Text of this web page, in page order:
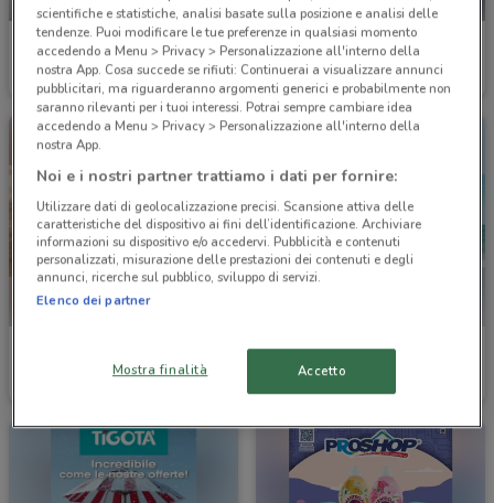
Acqua & Sapone
Scade martedì 836 m
Acqua & Sapone
Scade il 31/01 836 m
Douglas
scientifiche e statistiche, analisi basate sulla posizione e analisi delle
tendenze. Puoi modificare le tue preferenze in qualsiasi momento
accedendo a Menu > Privacy > Personalizzazione all'interno della
nostra App. Cosa succede se rifiuti: Continuerai a visualizzare annunci
pubblicitari, ma riguarderanno argomenti generici e probabilmente non
saranno rilevanti per i tuoi interessi. Potrai sempre cambiare idea
accedendo a Menu > Privacy > Personalizzazione all'interno della
nostra App.
Noi e i nostri partner trattiamo i dati per fornire:
Utilizzare dati di geolocalizzazione precisi. Scansione attiva delle
caratteristiche del dispositivo ai fini dell’identificazione. Archiviare
informazioni su dispositivo e/o accedervi. Pubblicità e contenuti
personalizzati, misurazione delle prestazioni dei contenuti e degli
annunci, ricerche sul pubblico, sviluppo di servizi.
Elenco dei partner
Mostra finalità Accetto